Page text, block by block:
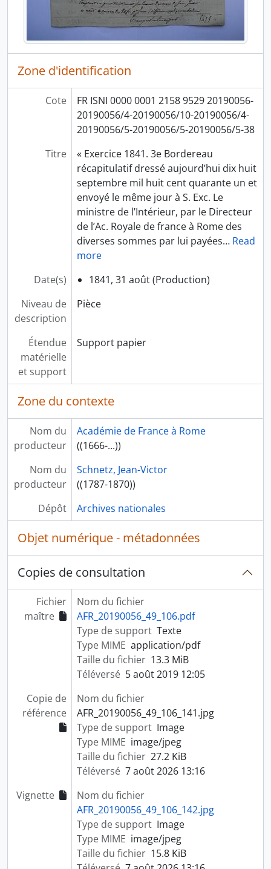
Zone d'identification
Cote
FR ISNI 0000 0001 2158 9529 20190056-
20190056/4-20190056/10-20190056/4-
20190056/5-20190056/5-20190056/5-38
Titre
« Exercice 1841. 3e Bordereau
récapitulatif dressé aujourd’hui dix huit
septembre mil huit cent quarante un et
envoyé le même jour à S. Exc. Le
ministre de l’Intérieur, par le Directeur
de l’Ac. Royale de france à Rome des
diverses sommes par lui payées… Read
more
Date(s)
1841, 31 août (Production)
Niveau de
description
Pièce
Étendue
matérielle
et support
Support papier
Zone du contexte
Nom du
producteur
Académie de France à Rome
((1666-...))
Nom du
producteur
Schnetz, Jean-Victor
((1787-1870))
Dépôt
Archives nationales
Objet numérique - métadonnées
Copies de consultation
Fichier
maître
Nom du fichier
AFR_20190056_49_106.pdf
Type de support Texte
Type MIME application/pdf
Taille du fichier 13.3 MiB
Téléversé 5 août 2019 12:05
Copie de
référence
Nom du fichier
AFR_20190056_49_106_141.jpg
Type de support Image
Type MIME image/jpeg
Taille du fichier 27.2 KiB
Téléversé 7 août 2026 13:16
Vignette
Nom du fichier
AFR_20190056_49_106_142.jpg
Type de support Image
Type MIME image/jpeg
Taille du fichier 15.8 KiB